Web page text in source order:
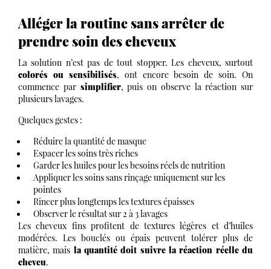
Alléger la routine sans arrêter de
prendre soin des cheveux
La solution n’est pas de tout stopper. Les cheveux, surtout
colorés ou sensibilisés, ont encore besoin de soin. On
commence par simplifier, puis on observe la réaction sur
plusieurs lavages.
Quelques gestes :
Réduire la quantité de masque
Espacer les soins très riches
Garder les huiles pour les besoins réels de nutrition
Appliquer les soins sans rinçage uniquement sur les
pointes
Rincer plus longtemps les textures épaisses
Observer le résultat sur 2 à 3 lavages
Les cheveux fins profitent de textures légères et d’huiles
modérées. Les bouclés ou épais peuvent tolérer plus de
matière, mais la quantité doit suivre la réaction réelle du
cheveu.